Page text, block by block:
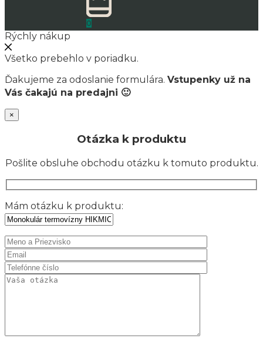
0
Rýchly nákup
Všetko prebehlo v poriadku.
Ďakujeme za odoslanie formulára. Vstupenky už na
Vás čakajú na predajni 🙂
×
Otázka k produktu
Pošlite obsluhe obchodu otázku k tomuto produktu.
Mám otázku k produktu: